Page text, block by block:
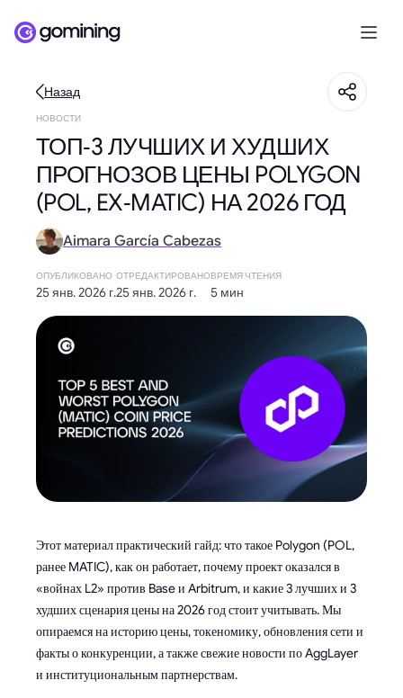
Назад
НОВОСТИ
ТОП‑3 ЛУЧШИХ И ХУДШИХ
ПРОГНОЗОВ ЦЕНЫ POLYGON
(POL, EX‑MATIC) НА 2026 ГОД
Aimara García Cabezas
ОПУБЛИКОВАНО
25 янв. 2026 г.
ОТРЕДАКТИРОВАНО
25 янв. 2026 г.
ВРЕМЯ ЧТЕНИЯ
5 мин
Этот материал практический гайд: что такое Polygon (POL,
ранее MATIC), как он работает, почему проект оказался в
«войнах L2» против Base и Arbitrum, и какие 3 лучших и 3
худших сценария цены на 2026 год стоит учитывать. Мы
опираемся на историю цены, токеномику, обновления сети и
факты о конкуренции, а также свежие новости по AggLayer
и институциональным партнерствам.